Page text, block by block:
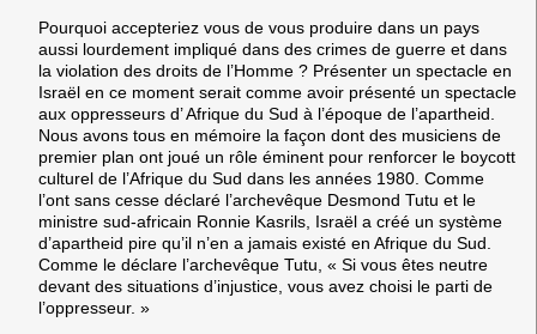
Pourquoi accepteriez vous de vous produire dans un pays
aussi lourdement impliqué dans des crimes de guerre et dans
la violation des droits de l’Homme ? Présenter un spectacle en
Israël en ce moment serait comme avoir présenté un spectacle
aux oppresseurs d’ Afrique du Sud à l’époque de l’apartheid.
Nous avons tous en mémoire la façon dont des musiciens de
premier plan ont joué un rôle éminent pour renforcer le boycott
culturel de l’Afrique du Sud dans les années 1980. Comme
l’ont sans cesse déclaré l’archevêque Desmond Tutu et le
ministre sud-africain Ronnie Kasrils, Israël a créé un système
d’apartheid pire qu’il n’en a jamais existé en Afrique du Sud.
Comme le déclare l’archevêque Tutu, « Si vous êtes neutre
devant des situations d’injustice, vous avez choisi le parti de
l’oppresseur. »